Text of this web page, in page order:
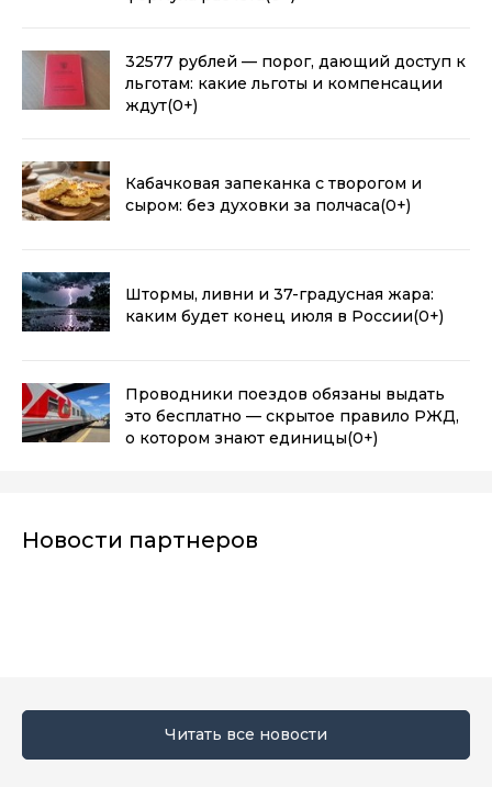
32577 рублей — порог, дающий доступ к
льготам: какие льготы и компенсации
ждут(0+)
Кабачковая запеканка с творогом и
сыром: без духовки за полчаса(0+)
Штормы, ливни и 37-градусная жара:
каким будет конец июля в России(0+)
Проводники поездов обязаны выдать
это бесплатно — скрытое правило РЖД,
о котором знают единицы(0+)
Новости партнеров
Читать все новости